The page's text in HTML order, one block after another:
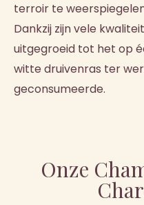
terroir te
Dankzij zijn vele
uitgegroeid tot het op
witte druivenras ter
geconsumeerde.
Onze